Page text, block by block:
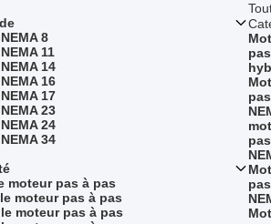
8
11
14
16
17
23
24
34
moteur pas à pas
moteur pas à pas
moteur pas à pas